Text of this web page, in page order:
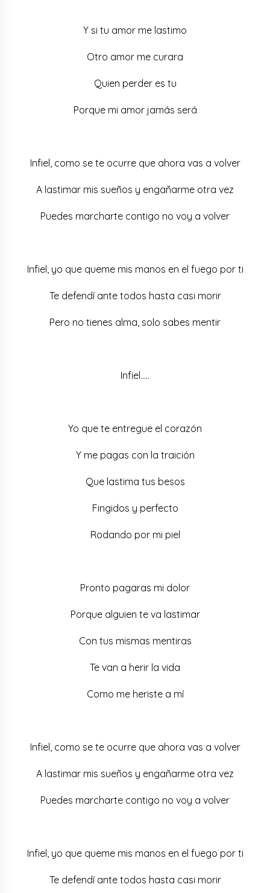
Y si tu amor me lastimo
Otro amor me curara
Quien perder es tu
Porque mi amor jamás será
Infiel, como se te ocurre que ahora vas a volver
A lastimar mis sueños y engañarme otra vez
Puedes marcharte contigo no voy a volver
Infiel, yo que queme mis manos en el fuego por ti
Te defendí ante todos hasta casi morir
Pero no tienes alma, solo sabes mentir
Infiel…..
Yo que te entregue el corazón
Y me pagas con la traición
Que lastima tus besos
Fingidos y perfecto
Rodando por mi piel
Pronto pagaras mi dolor
Porque alguien te va lastimar
Con tus mismas mentiras
Te van a herir la vida
Como me heriste a mí
Infiel, como se te ocurre que ahora vas a volver
A lastimar mis sueños y engañarme otra vez
Puedes marcharte contigo no voy a volver
Infiel, yo que queme mis manos en el fuego por ti
Te defendí ante todos hasta casi morir